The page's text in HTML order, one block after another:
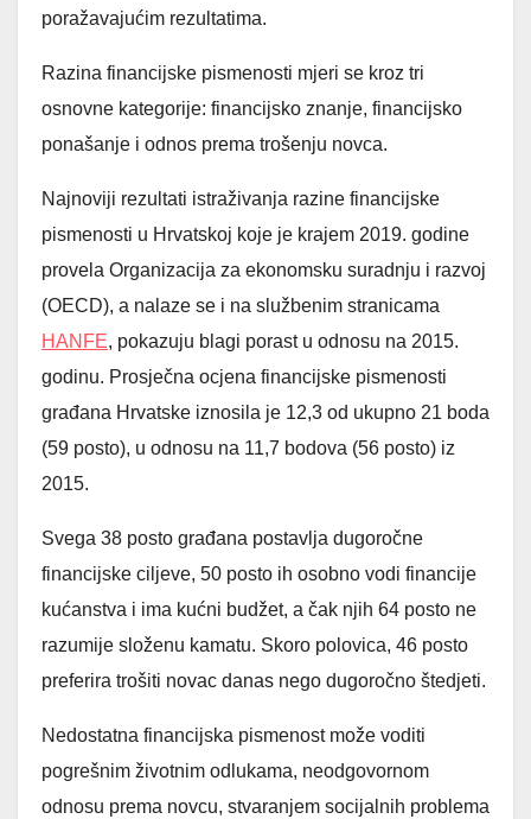
poražavajućim rezultatima.
Razina financijske pismenosti mjeri se kroz tri
osnovne kategorije: financijsko znanje, financijsko
ponašanje i odnos prema trošenju novca.
Najnoviji rezultati istraživanja razine financijske
pismenosti u Hrvatskoj koje je krajem 2019. godine
provela Organizacija za ekonomsku suradnju i razvoj
(OECD), a nalaze se i na službenim stranicama
HANFE, pokazuju blagi porast u odnosu na 2015.
godinu. Prosječna ocjena financijske pismenosti
građana Hrvatske iznosila je 12,3 od ukupno 21 boda
(59 posto), u odnosu na 11,7 bodova (56 posto) iz
2015.
Svega 38 posto građana postavlja dugoročne
financijske ciljeve, 50 posto ih osobno vodi financije
kućanstva i ima kućni budžet, a čak njih 64 posto ne
razumije složenu kamatu. Skoro polovica, 46 posto
preferira trošiti novac danas nego dugoročno štedjeti.
Nedostatna financijska pismenost može voditi
pogrešnim životnim odlukama, neodgovornom
odnosu prema novcu, stvaranjem socijalnih problema